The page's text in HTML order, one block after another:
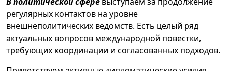
регулярных контактов на уровне
внешнеполитических ведомств. Есть целый ряд
актуальных вопросов международной повестки,
требующих координации и согласованных подходов.